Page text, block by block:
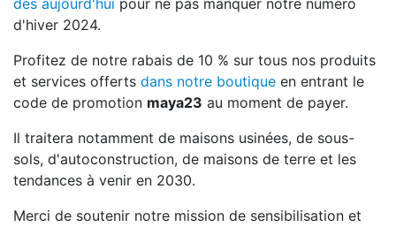
dès aujourd'hui pour ne pas manquer notre numéro
d'hiver 2024.
Profitez de notre rabais de 10 % sur tous nos produits
et services offerts dans notre boutique en entrant le
code de promotion maya23 au moment de payer.
Il traitera notamment de maisons usinées, de sous-
sols, d'autoconstruction, de maisons de terre et les
tendances à venir en 2030.
Merci de soutenir notre mission de sensibilisation et